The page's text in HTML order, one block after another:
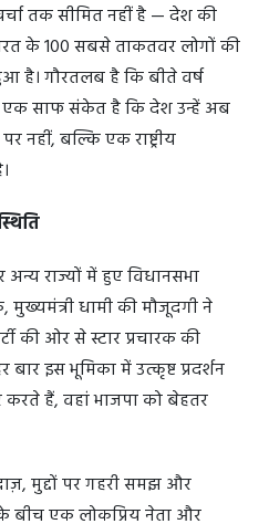
तक सीमित नहीं है — देश की
"भारत के 100 सबसे ताकतवर लोगों की
है। गौरतलब है कि बीते वर्ष
एक साफ संकेत है कि देश उन्हें अब
नहीं, बल्कि एक राष्ट्रीय
राज्यों में हुए विधानसभा
धामी की मौजूदगी ने
की ओर से स्टार प्रचारक की
बार इस भूमिका में उत्कृष्ट प्रदर्शन
करते हैं, वहां भाजपा को बेहतर
मुद्दों पर गहरी समझ और
बीच एक लोकप्रिय नेता और